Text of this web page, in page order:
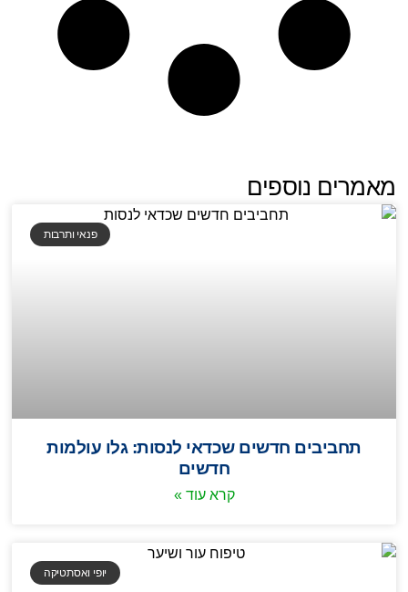
מאמרים נוספים
פנאי ותרבות
תחביבים חדשים שכדאי לנסות: גלו עולמות
חדשים
קרא עוד »
יופי ואסתטיקה